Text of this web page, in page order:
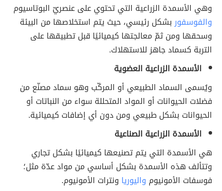
وهي الأسمدة الزراعية التي تحتوي على عنصريّ البوتاسيوم
والفوسفوربشكل رئيسي، حيث يتم استخلاصها من البيئة
وسحقها ومن ثمّ معالجتها كيميائيًا قبل تطبيقها على
التربة كسماد جاهز للاستهلاك.
الأسمدة الزراعية العضوية
ويُسمى السماد الطبيعي أو المركّب وهو سماد مصنّع من
فضلات الحيوانات أو المواد المتحللة سواء من النباتات أو
الحيوانات بشكل طبيعي ومن دون أي إضافات كيميائية.
الأسمدة الزراعية الصناعية
هي الأسمدة التي يتم تصنيعها كيميائيًا بشكل تجاري
وتتألف هذه الأسمدة بشكل أساسي من مواد عدّة مثل؛
فوسفات الأمونيوم واليوريا ونترات الأمونيوم.